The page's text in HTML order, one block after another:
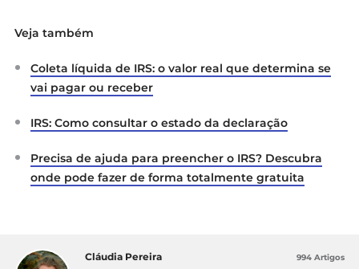
Veja também
Coleta líquida de IRS: o valor real que determina se
vai pagar ou receber
IRS: Como consultar o estado da declaração
Precisa de ajuda para preencher o IRS? Descubra
onde pode fazer de forma totalmente gratuita
Cláudia Pereira 994 Artigos